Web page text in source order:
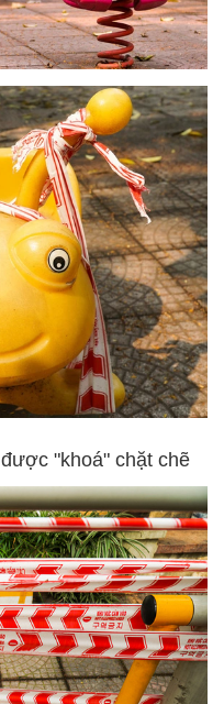
"khoá" chặt chẽ